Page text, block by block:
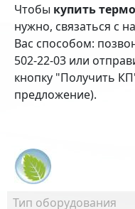
Тип оборудования
Чтобы купить
нужно, связаться с
Вас способом:
502-22-03 или
кнопку "Получить
предложение).